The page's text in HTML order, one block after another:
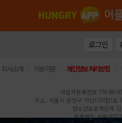
로그인
회사소개 이용약관 개인정보 처리방침
사업자등록번호:119-86-
주소: 서울시 금천구 가산디지털1
청소년보호책임자:
등록번호:서울아